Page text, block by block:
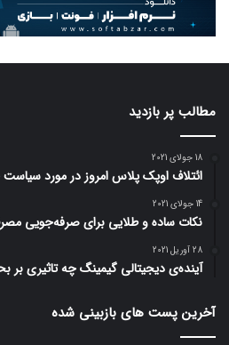
مطالب پر بازدید
18 جولای 2021
ائتلاف اوپک پلاس امروز در مورد
14 جولای 2021
نکات ساده و طلایی برای صرفه‌جویی
28 آوریل 2021
آینده‌ی دیجیتالی گیمینگ چه تاثیری بر
آخرین پست های بازبینی شده